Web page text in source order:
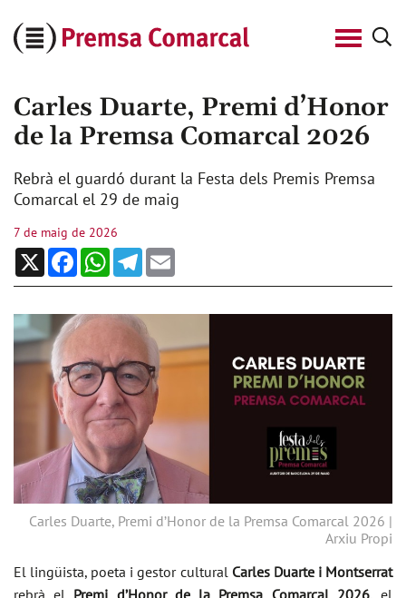
Cerca
Carles Duarte, Premi d’Honor
de la Premsa Comarcal 2026
Rebrà el guardó durant la Festa dels Premis Premsa
Comarcal el 29 de maig
7 de maig de 2026
X FacebookWhatsAppTelegram
Carles Duarte, Premi d’Honor de la Premsa Comarcal 2026 |
Arxiu Propi
El lingüista, poeta i gestor cultural Carles Duarte i Montserrat